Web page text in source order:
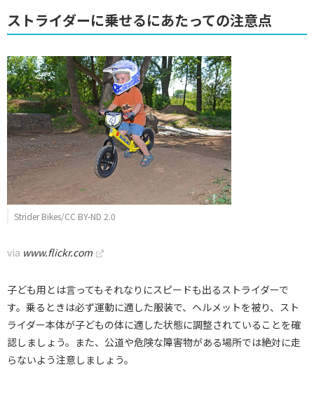
ストライダーに乗せるにあたっての注意点
Strider Bikes/CC BY-ND 2.0
via www.flickr.com
子ども用とは言ってもそれなりにスピードも出るストライダーで
す。乗るときは必ず運動に適した服装で、ヘルメットを被り、スト
ライダー本体が子どもの体に適した状態に調整されていることを確
認しましょう。また、公道や危険な障害物がある場所では絶対に走
らないよう注意しましょう。